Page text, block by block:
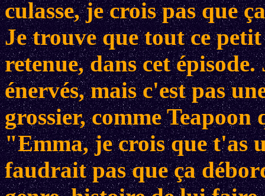
culasse, je crois pas que
Je trouve que tout ce
retenue, dans cet
énervés, mais c'est pas
grossier, comme
"Emma, je crois que t'as
faudrait pas que ça